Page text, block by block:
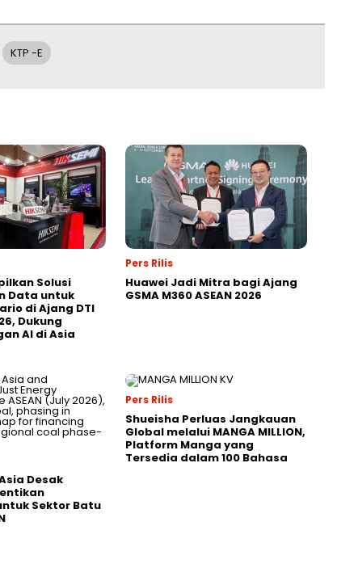
KTP -e
Solusi
Data untuk
di Ajang DTI
Dukung
AI di Asia
Pers Rilis
Huawei Jadi Mitra bagi Ajang
GSMA M360 ASEAN 2026
Desak
Sektor Batu
Pers Rilis
Shueisha Perluas Jangkauan
Global melalui MANGA MILLION,
Platform Manga yang
Tersedia dalam 100 Bahasa